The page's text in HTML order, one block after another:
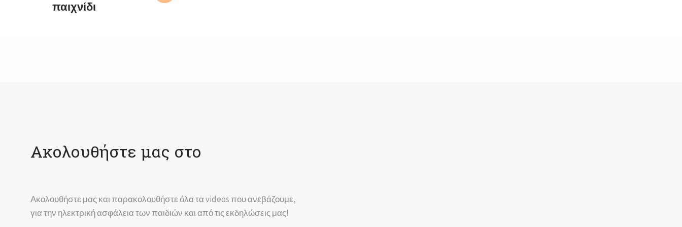
παιχνίδι
Ακολουθήστε μας στο
Ακολουθήστε μας και παρακολουθήστε όλα τα videos που ανεβάζουμε,
για την ηλεκτρική ασφάλεια των παιδιών και από τις εκδηλώσεις μας!